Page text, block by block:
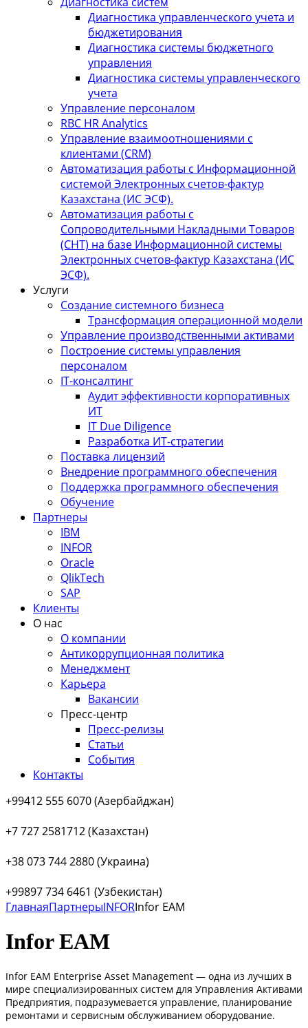
Диагностика управленческого учета и
бюджетирования
Диагностика системы бюджетного
управления
Диагностика системы управленческого
учета
Управление персоналом
RBC HR Аnalytics
Управление взаимоотношениями с
клиентами (СRM)
Автоматизация работы с Информационной
системой Электронных счетов-фактур
Казахстана (ИС ЭСФ).
Автоматизация работы с
Сопроводительными Накладными Товаров
(СНТ) на базе Информационной системы
Электронных счетов-фактур Казахстана (ИС
ЭСФ).
Услуги
Создание системного бизнеса
Трансформация операционной модели
Управление производственными активами
Построение системы управления
персоналом
IT-консалтинг
Аудит эффективности корпоративных
ИТ
IT Due Diligence
Разработка ИТ-стратегии
Поставка лицензий
Внедрение программного обеспечения
Поддержка программного обеспечения
Обучение
Партнеры
IBM
INFOR
Oracle
QlikTech
SAP
Клиенты
О нас
О компании
Антикоррупционная политика
Менеджмент
Карьера
Вакансии
Пресс-центр
Пресс-релизы
Статьи
События
Контакты
+99412 555 6070 (Азербайджан)
+7 727 2581712 (Казахстан)
+38 073 744 2880 (Украина)
+99897 734 6461 (Узбекистан)
ГлавнаяПартнерыINFORInfor EAM
Infor EAM
Infor EAM Enterprise Asset Management — одна из лучших в
мире специализированных систем для Управления Активами
Предприятия, подразумевается управление, планирование
ремонтами и сервисным обслуживанием оборудование.